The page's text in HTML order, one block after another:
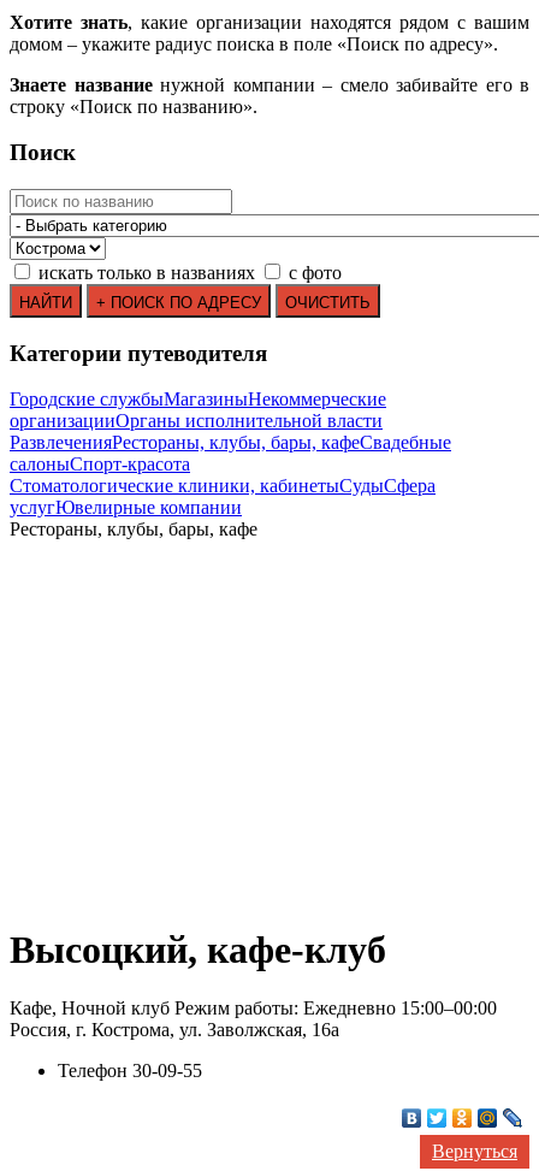
Хотите знать, какие организации находятся рядом с вашим
домом – укажите радиус поиска в поле «Поиск по адресу».
Знаете названиенужной компании – смело забивайте его в
строку «Поиск по названию».
Поиск
искать только в названиях с фото
Категории путеводителя
Городские службыМагазиныНекоммерческие
организацииОрганы исполнительной власти
РазвлеченияРестораны, клубы, бары, кафеСвадебные
салоныСпорт-красота
Стоматологические клиники, кабинетыСудыСфера
услугЮвелирные компании
Рестораны, клубы, бары, кафе
Высоцкий, кафе-клуб
Кафе, Ночной клуб Режим работы: Ежедневно 15:00–00:00
Россия, г. Кострома, ул. Заволжская, 16а
Телефон 30-09-55
Вернуться